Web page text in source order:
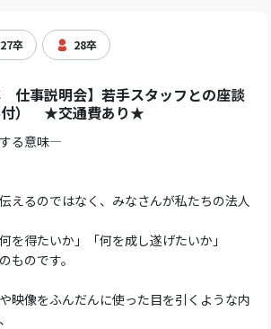
27卒 28卒
仕事説明会】若手スタッフとの座談
付） ★交通費あり★
る意味―
えるのではなく、みなさんが私たちの法人
を得たいか」「何を成し遂げたいか」
ものです。
映像をふんだんに使った目を引くような内